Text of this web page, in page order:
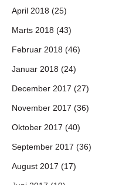
April 2018 (25)
Marts 2018 (43)
Februar 2018 (46)
Januar 2018 (24)
December 2017 (27)
November 2017 (36)
Oktober 2017 (40)
September 2017 (36)
August 2017 (17)